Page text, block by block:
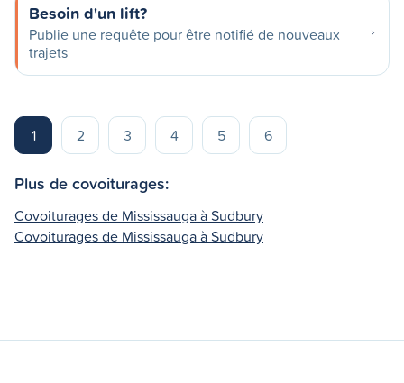
Besoin d'un lift?
Publie une requête pour être notifié de nouveaux
trajets
1 2 3 4 5 6
Plus de covoiturages:
Covoiturages de Mississauga à Sudbury
Covoiturages de Mississauga à Sudbury